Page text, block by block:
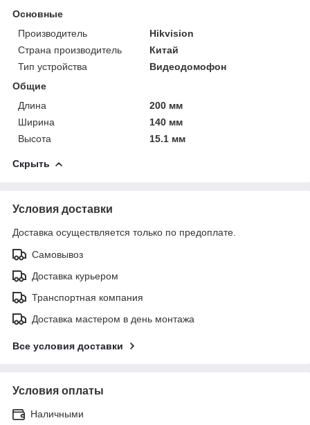
Основные
Производитель
Hikvision
Страна производитель
Китай
Тип устройства
Видеодомофон
Общие
Длина
200 мм
Ширина
140 мм
Высота
15.1 мм
Скрыть
Условия доставки
Доставка осуществляется только по предоплате.
Самовывоз
Доставка курьером
Транспортная компания
Доставка мастером в день монтажа
Все условия доставки
Условия оплаты
Наличными